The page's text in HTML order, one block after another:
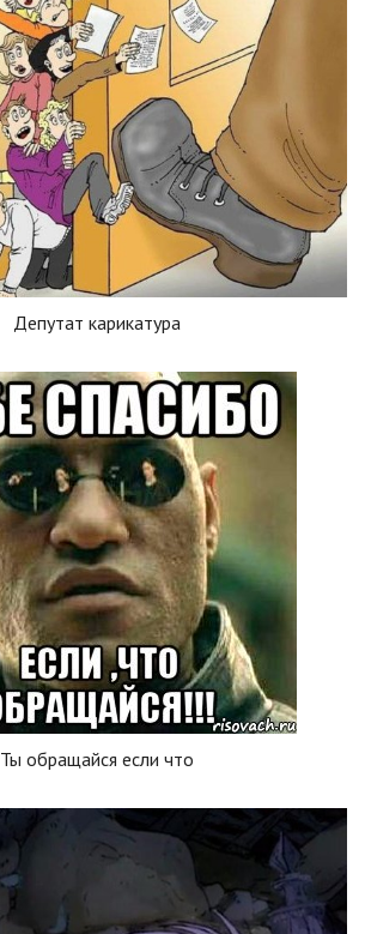
Депутат карикатура
Ты обращайся если что